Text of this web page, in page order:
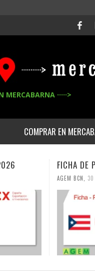
MERCABARNA ·····>
COMPRAR EN
FICHA DE
AGEM BCN